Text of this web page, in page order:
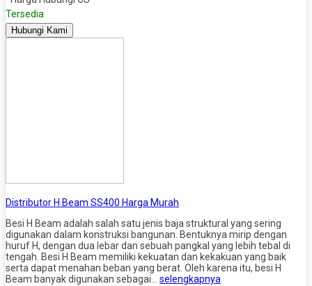
Tersedia
Hubungi Kami
Distributor H Beam SS400 Harga Murah
Besi H Beam adalah salah satu jenis baja struktural yang sering
digunakan dalam konstruksi bangunan. Bentuknya mirip dengan
huruf H, dengan dua lebar dan sebuah pangkal yang lebih tebal di
tengah. Besi H Beam memiliki kekuatan dan kekakuan yang baik
serta dapat menahan beban yang berat. Oleh karena itu, besi H
Beam banyak digunakan sebagai… selengkapnya